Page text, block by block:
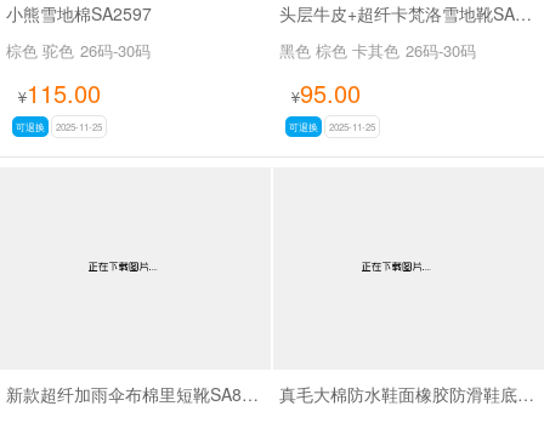
小熊雪地棉SA2597
棕色 驼色 26码-30码
¥115.00
可退换 2025-11-25
头层牛皮+超纤卡梵洛雪地靴SA8016
黑色 棕色 卡其色 26码-30码
¥95.00
可退换 2025-11-25
新款超纤加雨伞布棉里短靴SA8660 真毛大棉防水鞋面橡胶防滑鞋底马丁靴SA111